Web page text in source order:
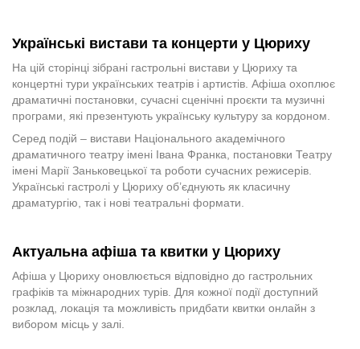
Українські вистави та концерти у Цюриху
На цій сторінці зібрані гастрольні вистави у Цюриху та
концертні тури українських театрів і артистів. Афіша охоплює
драматичні постановки, сучасні сценічні проєкти та музичні
програми, які презентують українську культуру за кордоном.
Серед подій – вистави Національного академічного
драматичного театру імені Івана Франка, постановки Театру
імені Марії Заньковецької та роботи сучасних режисерів.
Українські гастролі у Цюриху об’єднують як класичну
драматургію, так і нові театральні формати.
Актуальна афіша та квитки у Цюриху
Афіша у Цюриху оновлюється відповідно до гастрольних
графіків та міжнародних турів. Для кожної події доступний
розклад, локація та можливість придбати квитки онлайн з
вибором місць у залі.